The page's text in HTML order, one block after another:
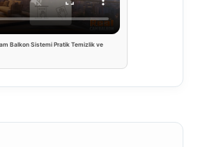
Balkon Sistemi Pratik Temizlik ve